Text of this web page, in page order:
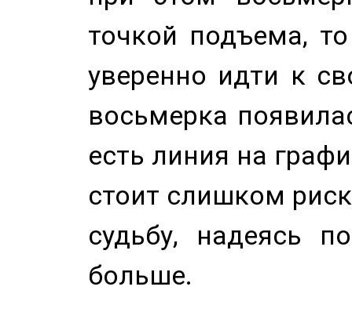
точкой подъема,
уверенно идти к
восьмерка
есть линия на
стоит слишком
судьбу, надеясь
больше.